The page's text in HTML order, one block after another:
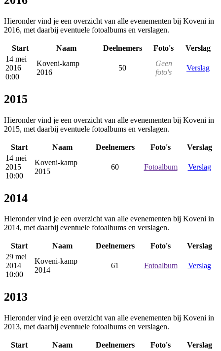
Hieronder vind je een overzicht van alle evenementen bij Koveni in
2016, met daarbij eventuele fotoalbums en verslagen.
Start Naam Deelnemers Foto's
Verslag
14 mei
2016
0:00
Koveni-kamp
2016
50
Geen
foto's
Verslag
2015
Hieronder vind je een overzicht van alle evenementen bij Koveni in
2015, met daarbij eventuele fotoalbums en verslagen.
Start Naam Deelnemers Foto's
Verslag
14 mei
2015
10:00
Koveni-kamp
2015
60 Fotoalbum Verslag
2014
Hieronder vind je een overzicht van alle evenementen bij Koveni in
2014, met daarbij eventuele fotoalbums en verslagen.
Start Naam Deelnemers Foto's
Verslag
29 mei
2014
10:00
Koveni-kamp
2014
61 Fotoalbum Verslag
2013
Hieronder vind je een overzicht van alle evenementen bij Koveni in
2013, met daarbij eventuele fotoalbums en verslagen.
Start Naam Deelnemers Foto's
Verslag